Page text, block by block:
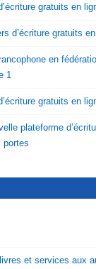
gratuits en
d’écriture gratuits
en
1
gratuits en
plateforme
portes
et services aux